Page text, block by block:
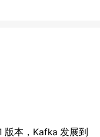
版本，Kafka 发展到